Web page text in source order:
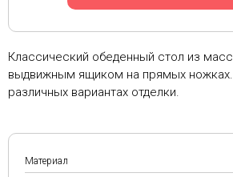
Классический обеденный стол из
выдвижным ящиком на прямых ножках.
различных вариантах отделки.
Материал